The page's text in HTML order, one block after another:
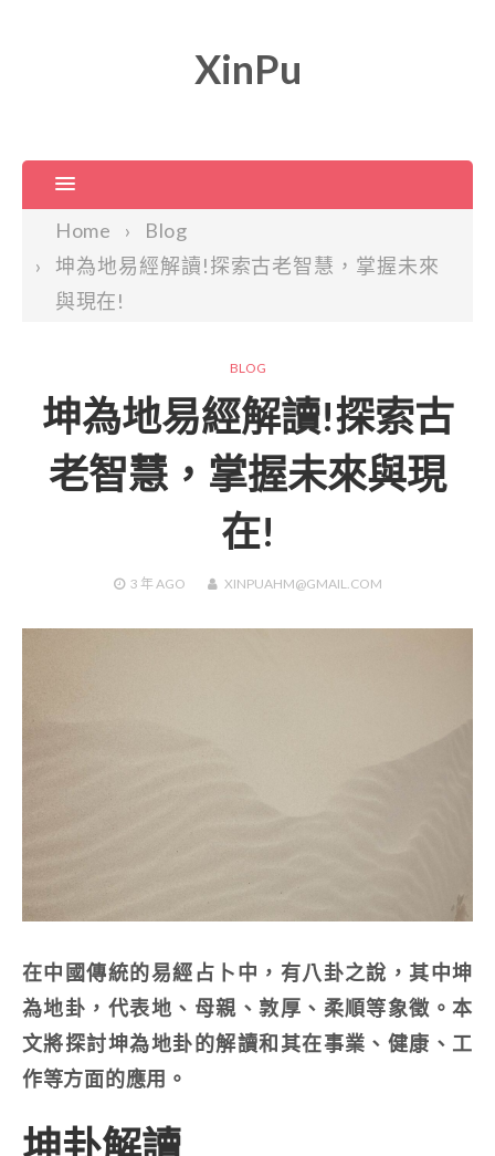
XinPu
Home
Blog
坤為地易經解讀!探索古老智慧，掌握未來
與現在!
BLOG
坤為地易經解讀!探索古
老智慧，掌握未來與現
在!
3 年AGO XINPUAHM@GMAIL.COM
在中國傳統的易經占卜中，有八卦之說，其中坤
為地卦，代表地、母親、敦厚、柔順等象徵。本
文將探討坤為地卦的解讀和其在事業、健康、工
作等方面的應用。
坤卦解讀